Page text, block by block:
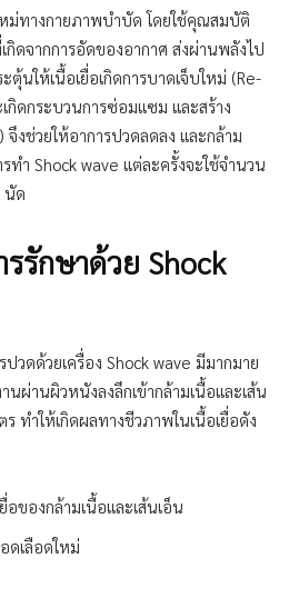
หม่ทางกายภาพบำบัด โดยใช้คุณสมบัติ
ดจากการอัดของอากาศ ส่งผ่านพลังไป
ตุ้นให้เนื้อเยื่อเกิดการบาดเจ็บใหม่ (Re-
กิดกระบวนการซ่อมแซม และสร้าง
งช่วยให้อาการปวดลดลง และกล้าม
ำ Shock wave แต่ละครั้งจะใช้จำนวน
นัด
รักษาด้วย Shock
วดด้วยเครื่อง Shock wave มีมากมาย
นผ่านผิวหนังลงลึกเข้ากล้ามเนื้อและเส้น
ทำให้เกิดผลทางชีวภาพในเนื้อเยื่อดัง
ของกล้ามเนื้อและเส้นเอ็น
ดเลือดใหม่